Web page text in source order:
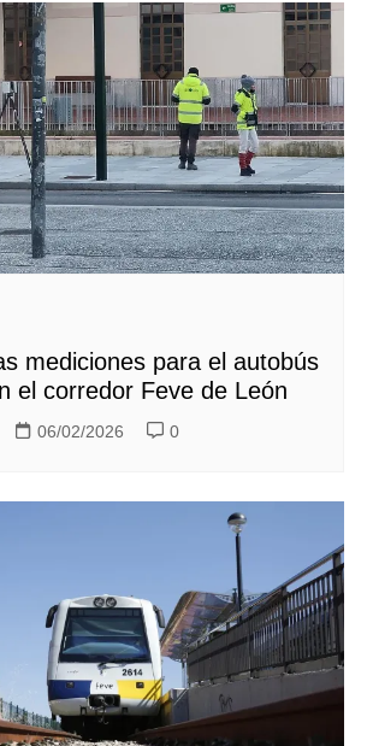
mediciones para el autobús
el corredor Feve de León
06/02/2026 0